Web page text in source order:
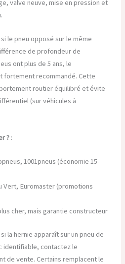
valve neuve, mise en pression et
le pneu opposé sur le même
de profondeur de
ont plus de 5 ans, le
fortement recommandé. Cette
routier équilibré et évite
(sur véhicules à
?:
1001pneus (économie 15-
Vert, Euromaster (promotions
cher, mais garantie constructeur
la hernie apparaît sur un pneu de
identifiable, contactez le
de vente. Certains remplacent le